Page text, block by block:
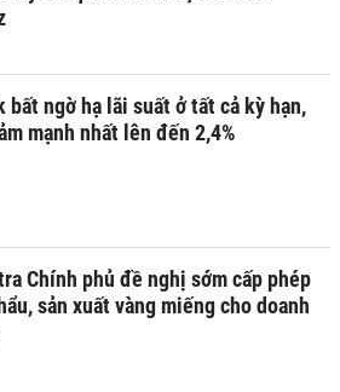
bất ngờ hạ lãi suất ở tất cả kỳ hạn,
mạnh nhất lên đến 2,4%
Chính phủ đề nghị sớm cấp phép
sản xuất vàng miếng cho doanh